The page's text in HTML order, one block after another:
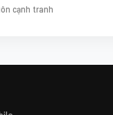
cạnh tranh